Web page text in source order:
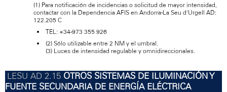
(1) Para notificación de incidencias o solicitud de mayor intensidad,
contactar con la Dependencia AFIS en Andorra-La Seu d’Urgell AD:
122.205 C
TEL: +34-973 355 926
(2) Sólo utilizable entre 2 NM y el umbral.
(3) Luces de intensidad regulable y omnidireccionales.
OTROS SISTEMAS DE ILUMINACIÓN Y
FUENTE SECUNDARIA DE ENERGÍA ELÉCTRICA